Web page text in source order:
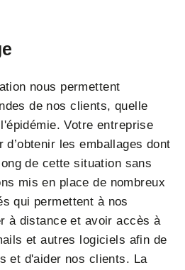
nous permettent
de nos clients, quelle
Votre entreprise
d’obtenir les emballages dont
de cette situation sans
mis en place de nombreux
qui permettent à nos
à distance et avoir accès à
et autres logiciels afin de
et d'aider nos clients. La